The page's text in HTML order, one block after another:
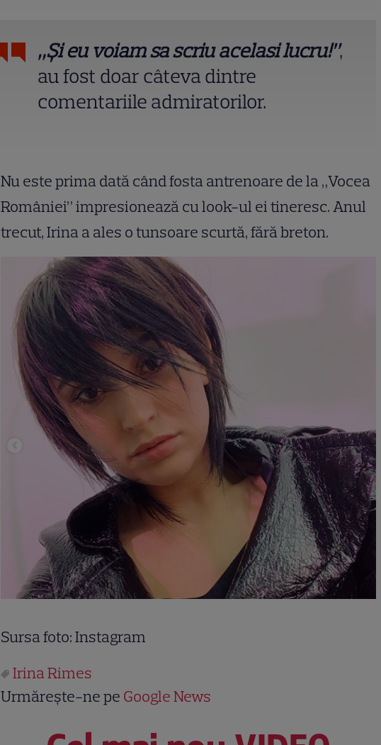
„Și eu voiam sa scriu acelasi lucru!”,
au fost doar câteva dintre
comentariile admiratorilor.
Nu este prima dată când fosta antrenoare de la „Vocea
României” impresionează cu look-ul ei tineresc. Anul
trecut, Irina a ales o tunsoare scurtă, fără breton.
Sursa foto: Instagram
Irina Rimes
Urmărește-ne pe Google News